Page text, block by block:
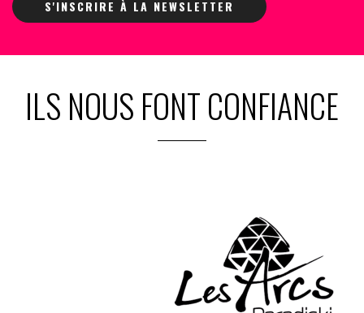
S'INSCRIRE À LA NEWSLETTER
ILS NOUS FONT CONFIANCE